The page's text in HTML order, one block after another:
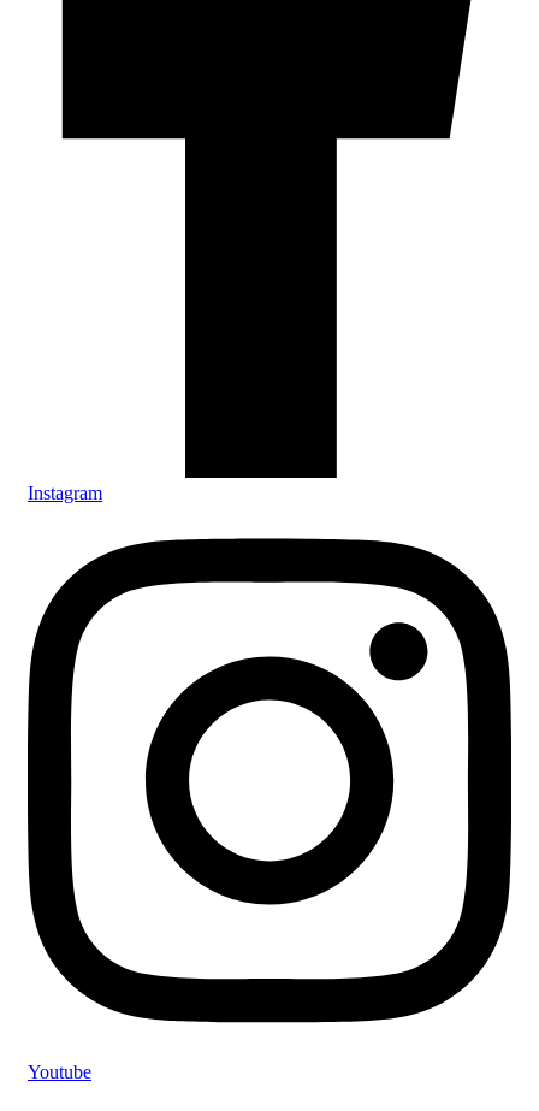
Instagram
Youtube